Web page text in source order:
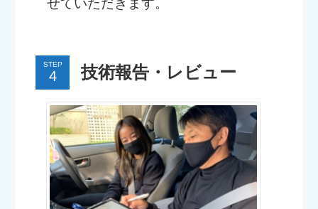
せていただきます。
STEP 技術報告・レビュー